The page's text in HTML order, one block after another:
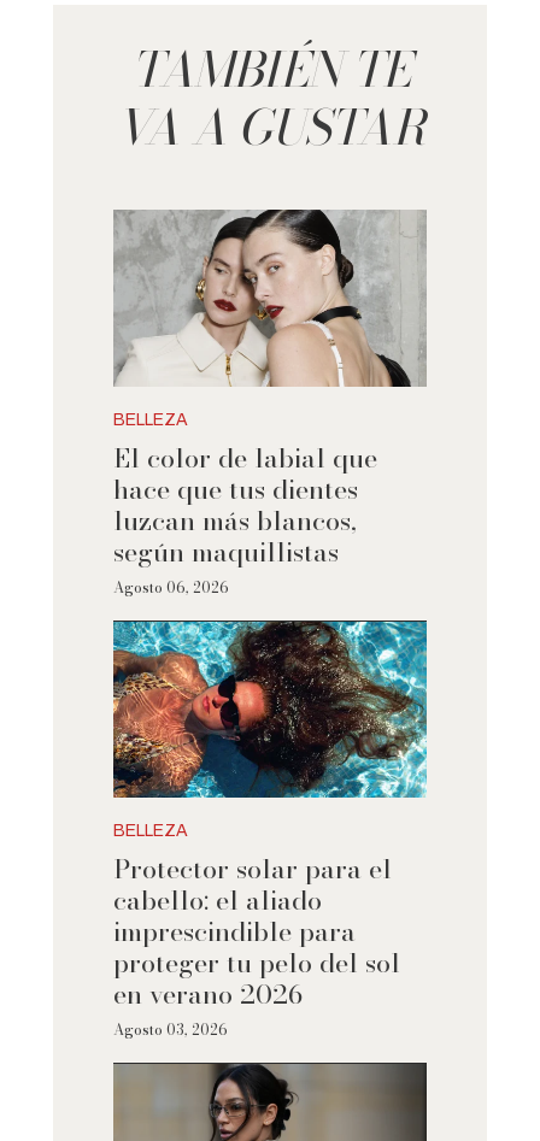
TAMBIÉN TE
VA A GUSTAR
BELLEZA
El color de labial que
hace que tus dientes
luzcan más blancos,
según maquillistas
Agosto 06, 2026
BELLEZA
Protector solar para el
cabello: el aliado
imprescindible para
proteger tu pelo del sol
en verano 2026
Agosto 03, 2026